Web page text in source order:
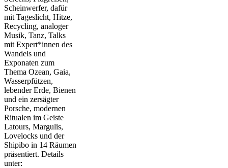
Scheinwerfer, dafür
mit Tageslicht, Hitze,
Recycling, analoger
Musik, Tanz, Talks
mit Expert*innen des
Wandels und
Exponaten zum
Thema Ozean, Gaia,
Wasserpfützen,
lebender Erde, Bienen
und ein zersägter
Porsche, modernen
Ritualen im Geiste
Latours, Margulis,
Lovelocks und der
Shipibo in 14 Räumen
präsentiert. Details
unter: